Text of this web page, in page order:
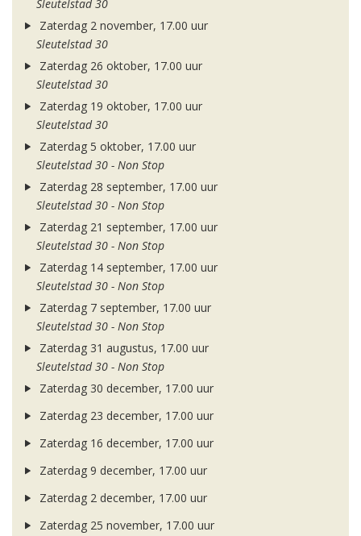
Sleutelstad 30
Zaterdag 2 november, 17.00 uur
Sleutelstad 30
Zaterdag 26 oktober, 17.00 uur
Sleutelstad 30
Zaterdag 19 oktober, 17.00 uur
Sleutelstad 30
Zaterdag 5 oktober, 17.00 uur
Sleutelstad 30 - Non Stop
Zaterdag 28 september, 17.00 uur
Sleutelstad 30 - Non Stop
Zaterdag 21 september, 17.00 uur
Sleutelstad 30 - Non Stop
Zaterdag 14 september, 17.00 uur
Sleutelstad 30 - Non Stop
Zaterdag 7 september, 17.00 uur
Sleutelstad 30 - Non Stop
Zaterdag 31 augustus, 17.00 uur
Sleutelstad 30 - Non Stop
Zaterdag 30 december, 17.00 uur
Zaterdag 23 december, 17.00 uur
Zaterdag 16 december, 17.00 uur
Zaterdag 9 december, 17.00 uur
Zaterdag 2 december, 17.00 uur
Zaterdag 25 november, 17.00 uur